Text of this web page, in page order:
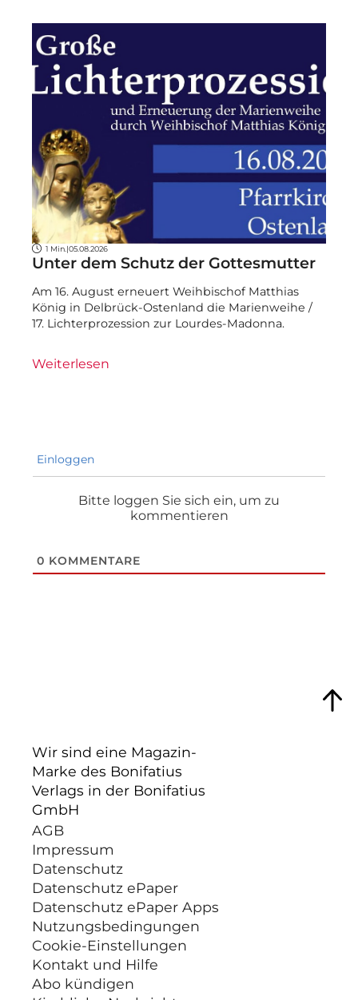
1 Min. |05.08.2026
Unter dem Schutz der Gottesmutter
Am 16. August erneuert Weihbischof Matthias
König in Delbrück-Ostenland die Marienweihe /
17. Lichterprozession zur Lourdes-Madonna.
Weiterlesen
Einloggen
Bitte loggen Sie sich ein, um zu
kommentieren
0 KOMMENTARE
Wir sind eine Magazin-
Marke des Bonifatius
Verlags in der Bonifatius
GmbH
AGB
Impressum
Datenschutz
Datenschutz ePaper
Datenschutz ePaper Apps
Nutzungsbedingungen
Cookie-Einstellungen
Kontakt und Hilfe
Abo kündigen